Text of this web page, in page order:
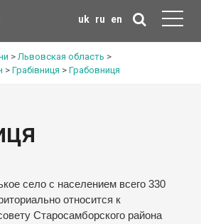
uk ru en
>Львовская область >
> Грабівниця > Грабовниця
село с населением всего 330
относится к
Старосамборского района